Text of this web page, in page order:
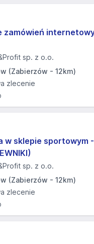
zamówień
sp. z o.o.
(Zabierzów - 12km)
zlecenie
w sklepie sportowym -
sp. z o.o.
(Zabierzów - 12km)
zlecenie